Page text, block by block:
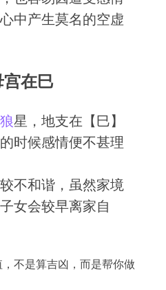
中产生莫名的空虚
在巳
星，地支在【巳】
时候感情便不甚理
不和谐，虽然家境
女会较早离家自
不是算吉凶，而是帮你做